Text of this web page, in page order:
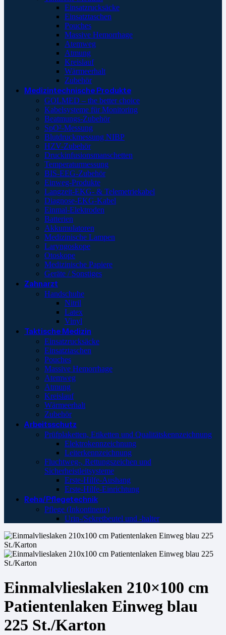
Einsatzrucksäcke
Einsatztaschen
Pouches
Massive Hemorrhage
Atemweg
Atmung
Kreislauf
Wärmeerhalt
Zubehör
Medizintechnische Produkte
GOLMED – the better choice
Kabelsysteme für Monitoring
Beatmungs-Zubehör
SpO²-Messung
Blutdruckmessung NIBP
HZV-Zubehör
Druckinfusionsmanschetten
Temperaturmessung
BIS-EEG-Zubehör
Einweg-Produkte
Langzeit-EKG- & Telemetriekabel
Diagnose-EKG-Kabel
Einmal-Elektroden
Batterien
Akkumulatoren
Medizinische Lampen
Laryngoskope
Otoskope
Medizinische Papiere
Geräte / Sonstiges
Zahnarzt
Handschuhe
Nitril
Latex
Vinyl
Taktische Medizin
Einsatzrucksäcke
Einsatztaschen
Pouches
Massive Hemorrhage
Atemweg
Atmung
Kreislauf
Wärmeerhalt
Zubehör
Arbeitsschutz
Prüfplaketten, Etiketten und Qualitätskennzeichnung
Elektrokennzeichnung
Leiterkennzeichnung
Fluchtweg-, Rettungszeichen und
Sicherheistleitsysteme
Erste-Hilfe-Aushang
Erste-Hilfe-Einrichtung
Reha/Pflegetechnik
Pflege (Inkontinenz)
Urin-/Sekretbeutel und -halter
Einmalvlieslaken 210×100 cm
Patientenlaken Einweg blau
225 St./Karton